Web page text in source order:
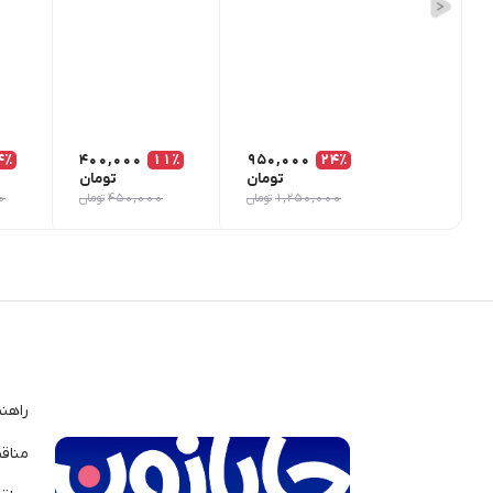
24٪
950,000
تومان
1,250,000 تومان
11٪
400,000
تومان
450,000 تومان